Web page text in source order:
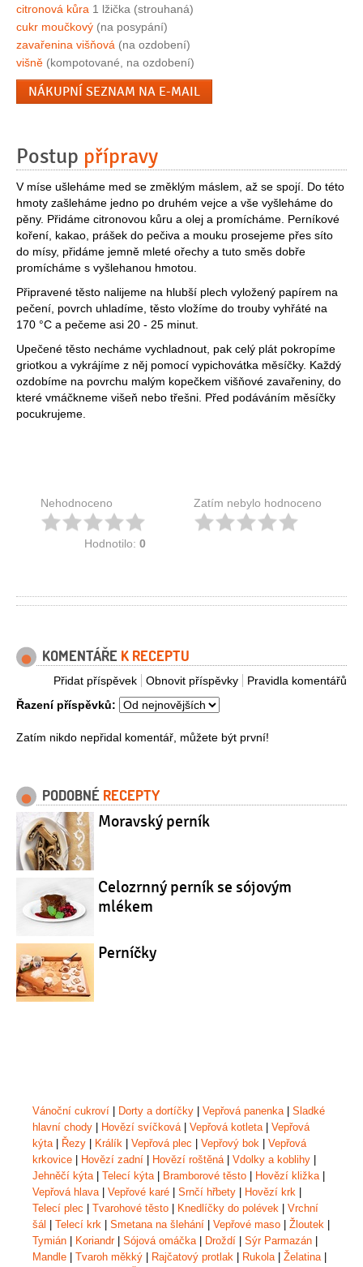
citronová kůra 1 lžička (strouhaná)
cukr moučkový (na posypání)
zavařenina višňová (na ozdobení)
višně (kompotované, na ozdobení)
NÁKUPNÍ SEZNAM NA E-MAIL
Postup přípravy
V míse ušleháme med se změklým máslem, až se spojí. Do této
hmoty zašleháme jedno po druhém vejce a vše vyšleháme do
pěny. Přidáme citronovou kůru a olej a promícháme. Perníkové
koření, kakao, prášek do pečiva a mouku prosejeme přes síto
do mísy, přidáme jemně mleté ořechy a tuto směs dobře
promícháme s vyšlehanou hmotou.
Připravené těsto nalijeme na hlubší plech vyložený papírem na
pečení, povrch uhladíme, těsto vložíme do trouby vyhřáté na
170 °C a pečeme asi 20 - 25 minut.
Upečené těsto necháme vychladnout, pak celý plát pokropíme
griotkou a vykrájíme z něj pomocí vypichovátka měsíčky. Každý
ozdobíme na povrchu malým kopečkem višňové zavařeniny, do
které vmáčkneme višeň nebo třešni. Před podáváním měsíčky
pocukrujeme.
Nehodnoceno
Hodnotilo: 0
Zatím nebylo hodnoceno
KOMENTÁŘE K RECEPTU
Pravidla komentářů
Obnovit příspěvky
Přidat příspěvek
Řazení příspěvků:
Zatím nikdo nepřidal komentář, můžete být první!
PODOBNÉ RECEPTY
Moravský perník
Celozrnný perník se sójovým
mlékem
Perníčky
Vánoční cukroví Dorty a dortíčky Vepřová panenka| Sladké
hlavní chody
Hovězí svíčková| Vepřová kotleta| Vepřová
kýta| Řezy Králík Vepřová plec Vepřový bok
Vepřová
krkovice
Hovězí zadní Hovězí roštěná| Vdolky a koblihy
Jehněčí kýta| Telecí kýta| Bramborové těsto Hovězí kližka|
Vepřová hlava| Vepřové karé Srnčí hřbety Hovězí krk
Telecí plec
Tvarohové těsto Knedlíčky do polévek
Vrchní
šál
Telecí krk Smetana na šlehání Vepřové maso Žloutek
Tymián
Koriandr| Sójová omáčka| Droždí Sýr Parmazán
Mandle
Tvaroh měkký Rajčatový protlak Rukola| Želatina|